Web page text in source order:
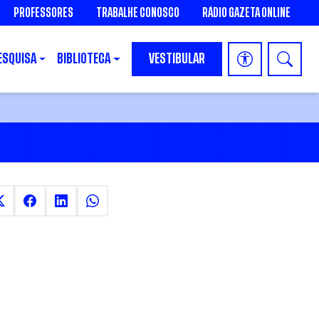
PROFESSORES TRABALHE CONOSCO RÁDIO GAZETA ONLINE
BIBLIOTECA VESTIBULAR